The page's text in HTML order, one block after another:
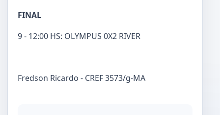
FINAL
9 - 12:00 HS: OLYMPUS 0X2 RIVER
Fredson Ricardo - CREF 3573/g-MA